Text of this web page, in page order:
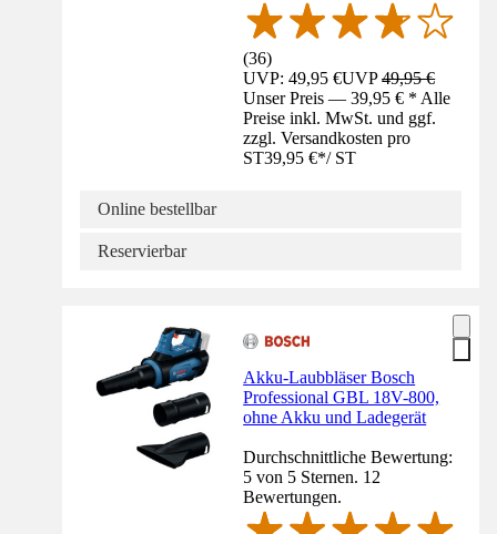
(36)
UVP: 49,95 €UVP49,95 €
Unser Preis — 39,95 € * Alle
Preise inkl. MwSt. und ggf.
zzgl. Versandkosten pro
ST39,95 €*/ ST
Online bestellbar
Reservierbar
Akku-Laubbläser Bosch
Professional GBL 18V-800,
ohne Akku und Ladegerät
Durchschnittliche Bewertung:
5 von 5 Sternen. 12
Bewertungen.